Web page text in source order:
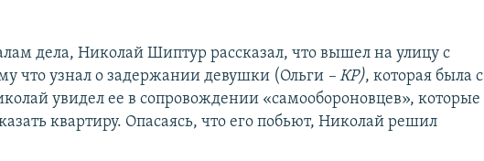
дела, Николай Шиптур рассказал, что вышел на улицу с
что узнал о задержании девушки (Ольги – КР), которая была с
увидел ее в сопровождении «самообороновцев», которые
квартиру. Опасаясь, что его побьют, Николай решил